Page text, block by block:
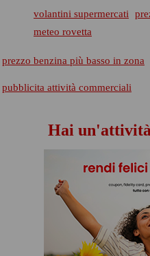
volantini supermercati
meteo rovetta
prezzo benzina più basso in zona
pubblicita attività commerciali
Hai